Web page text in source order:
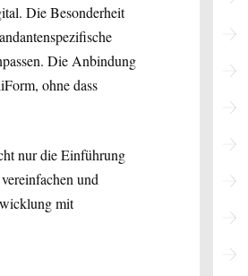
Die Besonderheit
Die Anbindung
ohne dass
nur die Einführung
und
mit